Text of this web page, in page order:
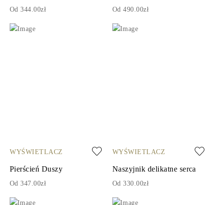
Od 344.00zł Od 490.00zł
WYŚWIETLACZ
Pierścień Duszy
Od 347.00zł
WYŚWIETLACZ
Naszyjnik delikatne serca
Od 330.00zł